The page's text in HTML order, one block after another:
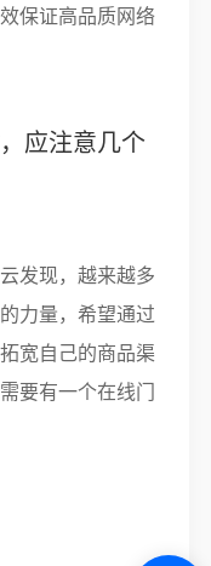
保证高品质网络
应注意几个
发现，越来越多
力量，希望通过
宽自己的商品渠
要有一个在线门